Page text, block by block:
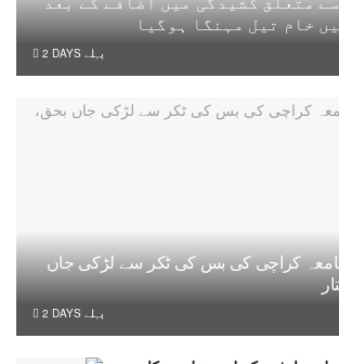
خام تیل مہنگا ہوگیا
2 DAYS پہلے
کراچی کی بس کی ٹکر سے لڑکی جاں
2 DAYS پہلے